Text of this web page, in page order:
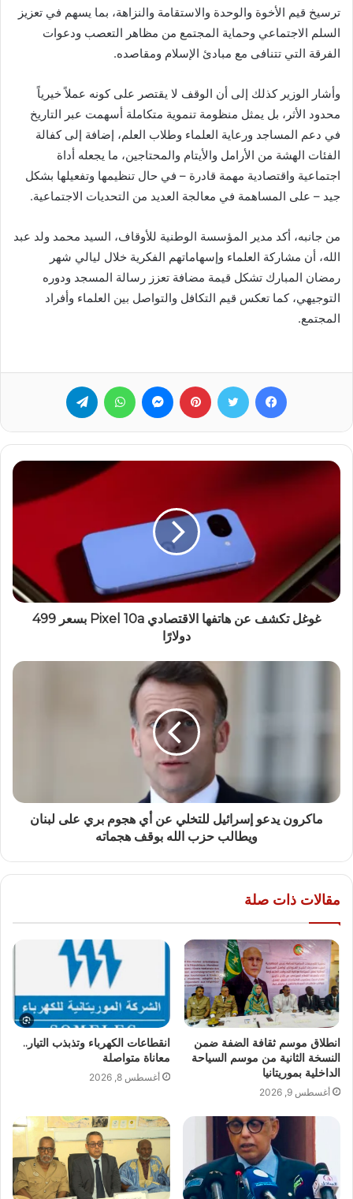
ترسيخ قيم الأخوة والوحدة والاستقامة والنزاهة، بما يسهم في تعزيز
السلم الاجتماعي وحماية المجتمع من مظاهر التعصب ودعوات
الفرقة التي تتنافى مع مبادئ الإسلام ومقاصده.
وأشار الوزير كذلك إلى أن الوقف لا يقتصر على كونه عملاً خيرياً
محدود الأثر، بل يمثل منظومة تنموية متكاملة أسهمت عبر التاريخ
في دعم المساجد ورعاية العلماء وطلاب العلم، إضافة إلى كفالة
الفئات الهشة من الأرامل والأيتام والمحتاجين، ما يجعله أداة
اجتماعية واقتصادية مهمة قادرة – في حال تنظيمها وتفعيلها بشكل
جيد – على المساهمة في معالجة العديد من التحديات الاجتماعية.
من جانبه، أكد مدير المؤسسة الوطنية للأوقاف، السيد محمد ولد عبد
الله، أن مشاركة العلماء وإسهاماتهم الفكرية خلال ليالي شهر
رمضان المبارك تشكل قيمة مضافة تعزز رسالة المسجد ودوره
التوجيهي، كما تعكس قيم التكافل والتواصل بين العلماء وأفراد
المجتمع.
فيسبوك تويتر بينتيريست ماسنجر واتساب
غوغل تكشف عن هاتفها الاقتصادي Pixel 10a بسعر 499
دولارًا
ماكرون يدعو إسرائيل للتخلي عن أي هجوم بري على لبنان
ويطالب حزب الله بوقف هجماته
مقالات ذات صلة
انطلاق موسم ثقافة الضفة ضمن
النسخة الثانية من موسم السياحة
الداخلية بموريتانيا
أغسطس 9, 2026
انقطاعات الكهرباء وتذبذب التيار..
معاناة متواصلة
أغسطس 8, 2026